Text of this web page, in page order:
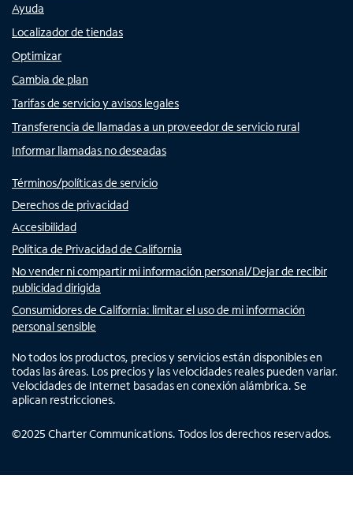
Ayuda
Localizador de tiendas
Optimizar
Cambia de plan
Tarifas de servicio y avisos legales
Transferencia de llamadas a un proveedor de servicio rural
Informar llamadas no deseadas
Términos/políticas de servicio
Derechos de privacidad
Accesibilidad
Política de Privacidad de California
No vender ni compartir mi información personal/Dejar de recibir
publicidad dirigida
Consumidores de California: limitar el uso de mi información
personal sensible
No todos los productos, precios y servicios están disponibles en
todas las áreas. Los precios y las velocidades reales pueden variar.
Velocidades de Internet basadas en conexión alámbrica. Se
aplican restricciones.
©2025 Charter Communications. Todos los derechos reservados.